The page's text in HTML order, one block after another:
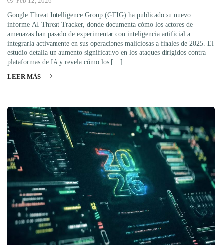
Google Threat Intelligence Group (GTIG) ha publicado su nuevo
informe AI Threat Tracker, donde documenta cómo los actores de
amenazas han pasado de experimentar con inteligencia artificial a
integrarla activamente en sus operaciones maliciosas a finales de 2025. El
estudio detalla un aumento significativo en los ataques dirigidos contra
plataformas de IA y revela cómo los […]
LEER MÁS